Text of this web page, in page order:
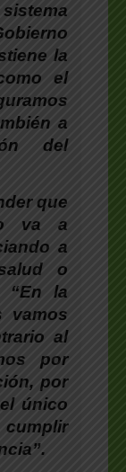
la
el
a
del
que
va a
a
o
“En la
vamos
al
por
por
único
cumplir